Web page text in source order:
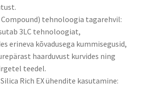
Compound) tehnoloogia tagarehvil:
3LC tehnoloogiat,
erineva kõvadusega kummisegusid,
haarduvust kurvides ning
teedel.
Rich EX ühendite kasutamine: